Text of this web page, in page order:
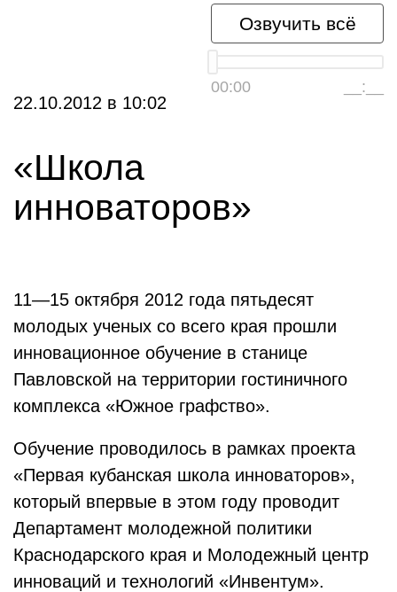
Озвучить всё
00:00 __:__
22.10.2012 в 10:02
«Школа
инноваторов»
11—15 октября 2012 года пятьдесят
молодых ученых со всего края прошли
инновационное обучение в станице
Павловской на территории гостиничного
комплекса «Южное графство».
Обучение проводилось в рамках проекта
«Первая кубанская школа инноваторов»,
который впервые в этом году проводит
Департамент молодежной политики
Краснодарского края и Молодежный центр
инноваций и технологий «Инвентум».